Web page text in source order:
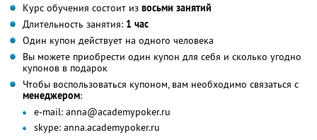
Курс обучения состоит из восьми занятий
Длительность занятия: 1 час
Один купон действует на одного человека
Вы можете приобрести один купон для себя и сколько угодно
купонов в подарок
Чтобы воспользоваться купоном, вам необходимо связаться с
менеджером:
e-mail: anna@academypoker.ru
skype: anna.academypoker.ru